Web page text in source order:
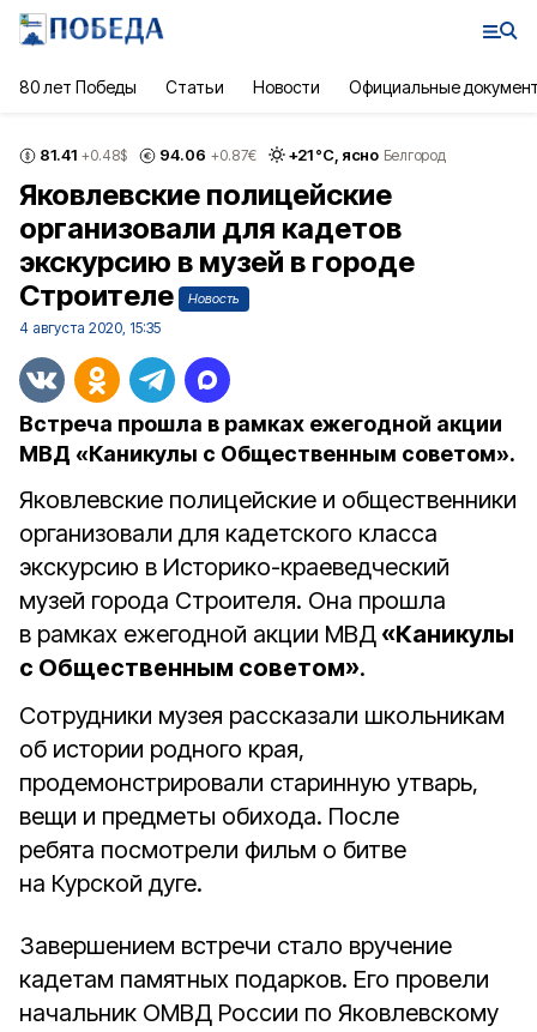
80 лет Победы Статьи Новости Официальные
81.41 +0.48$ 94.06 +0.87€ +21°С, ясно Белгород
Яковлевские полицейские
организовали для кадетов
экскурсию в музей в городе
Строителе
Новость
4 августа 2020, 15:35
Встреча прошла в рамках ежегодной акции
МВД «Каникулы с Общественным советом».
Яковлевские полицейские и общественники
организовали для кадетского класса
экскурсию в Историко-краеведческий
музей города Строителя. Она прошла
в рамках ежегодной акции МВД «Каникулы
с Общественным советом».
Сотрудники музея рассказали школьникам
об истории родного края,
продемонстрировали старинную утварь,
вещи и предметы обихода. После
ребята посмотрели фильм о битве
на Курской дуге.
Завершением встречи стало вручение
кадетам памятных подарков. Его провели
начальник ОМВД России по Яковлевскому